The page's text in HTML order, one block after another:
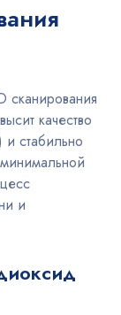
качество
и стабильно
и